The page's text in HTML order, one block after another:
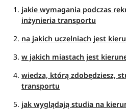
jakie wymagania podczas
inżynieria transportu
na jakich uczelniach jest
w jakich miastach jest
wiedza, którą zdobędziesz,
transportu
jak wyglądają studia na